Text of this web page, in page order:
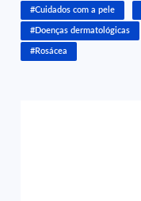
#Cuidados com a pele
#Doenças dermatológicas
#Rosácea